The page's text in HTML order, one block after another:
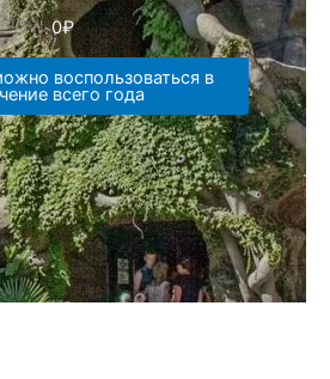
0₽
воспользоваться в
всего года